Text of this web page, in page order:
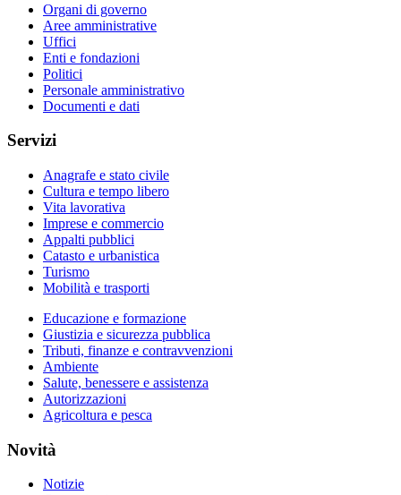
Organi di governo
Aree amministrative
Uffici
Enti e fondazioni
Politici
Personale amministrativo
Documenti e dati
Servizi
Anagrafe e stato civile
Cultura e tempo libero
Vita lavorativa
Imprese e commercio
Appalti pubblici
Catasto e urbanistica
Turismo
Mobilità e trasporti
Educazione e formazione
Giustizia e sicurezza pubblica
Tributi, finanze e contravvenzioni
Ambiente
Salute, benessere e assistenza
Autorizzazioni
Agricoltura e pesca
Novità
Notizie